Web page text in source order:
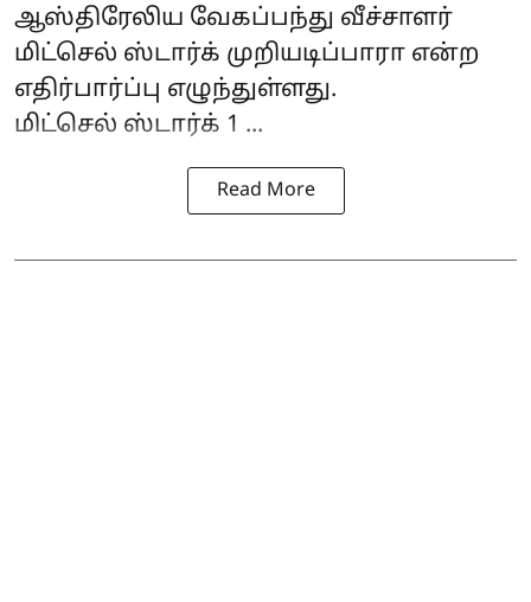
ஆஸ்திரேலிய வேகப்பந்து வீச்சாளர்
மிட்செல் ஸ்டார்க் முறியடிப்பாரா என்ற
எதிர்பார்ப்பு எழுந்துள்ளது.
மிட்செல் ஸ்டார்க் 1 ...
Read More